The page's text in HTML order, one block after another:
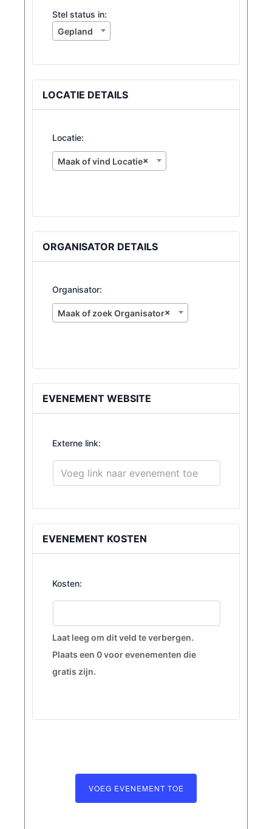
Stel status in:
status
in:
Gepland
LOCATIE DETAILS
Locatie:
×
Maak of vind Locatie
ORGANISATOR DETAILS
Organisator:
×
Maak of zoek Organisator
EVENEMENT WEBSITE
Externe link:
EVENEMENT KOSTEN
Kosten:
Laat leeg om dit veld te verbergen.
Plaats een 0 voor evenementen die
gratis zijn.